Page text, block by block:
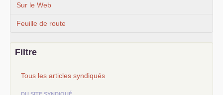
Sur le Web
Feuille de route
Filtre
Tous les articles syndiqués